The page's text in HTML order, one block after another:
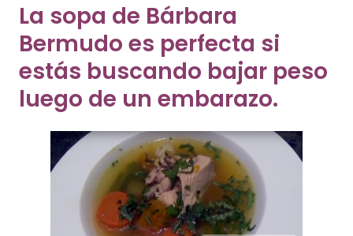
La sopa de Bárbara
Bermudo es perfecta si
estás buscando bajar peso
luego de un embarazo.